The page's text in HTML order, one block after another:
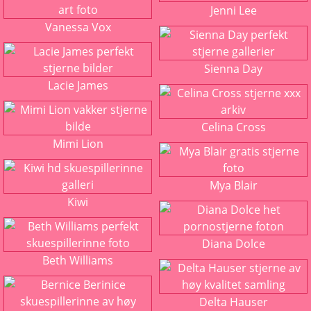
Vanessa Vox
Lacie James
Mimi Lion
Kiwi
Beth Williams
Jenni Lee
Sienna Day
Celina Cross
Mya Blair
Diana Dolce
Delta Hauser